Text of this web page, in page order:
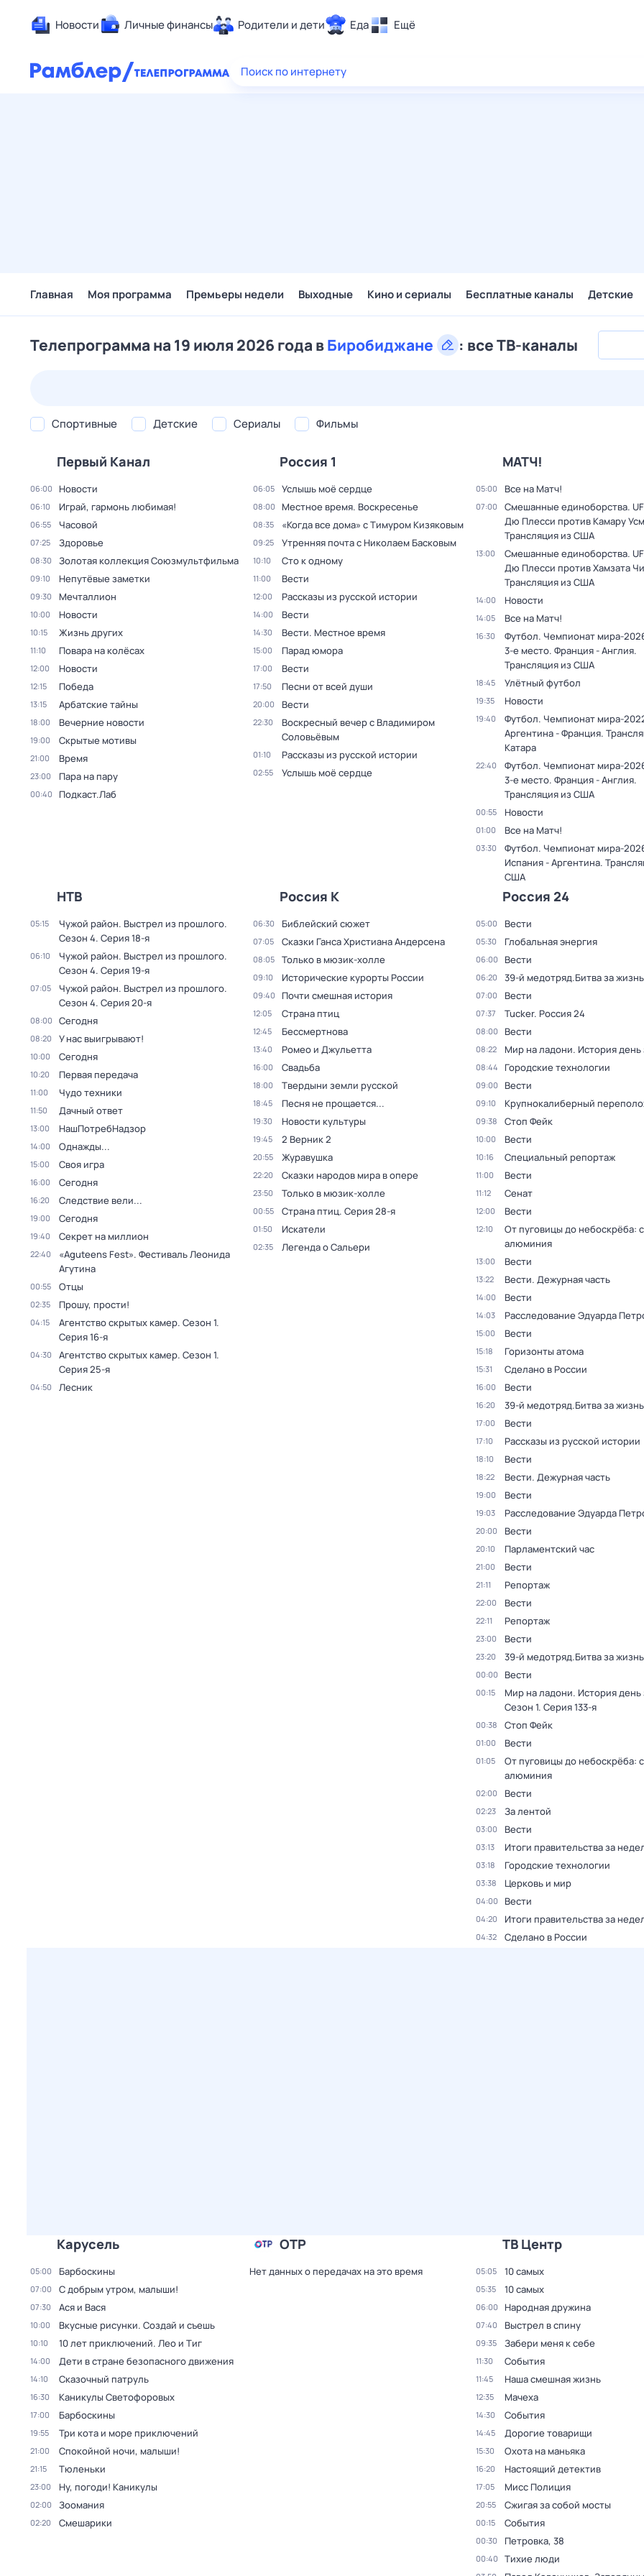
Новости Личные финансы Родители и дети Еда Ещё
Здоровье
Поиск по интернету
Главная Моя программа Премьеры недели Выходные Кино и сериалы Бесплатные каналы Детские
Телепрограмма на 19 июля 2026 года вБиробиджане : все ТВ-каналы
Спортивные Детские Сериалы Фильмы
Первый Канал
06:00 Новости
06:10 Играй, гармонь любимая!
06:55 Часовой
07:25 Здоровье
08:30 Золотая коллекция Союзмультфильма
09:10 Непутёвые заметки
09:30 Мечталлион
10:00 Новости
10:15 Жизнь других
11:10 Повара на колёсах
12:00 Новости
12:15 Победа
13:15 Арбатские тайны
18:00 Вечерние новости
19:00 Скрытые мотивы
21:00 Время
23:00 Пара на пару
00:40 Подкаст.Лаб
Россия 1
06:05 Услышь моё сердце
08:00 Местное время. Воскресенье
08:35 «Когда все дома» с Тимуром Кизяковым
09:25 Утренняя почта с Николаем Басковым
10:10 Сто к одному
11:00 Вести
12:00 Рассказы из русской истории
14:00 Вести
14:30 Вести. Местное время
15:00 Парад юмора
17:00 Вести
17:50 Песни от всей души
20:00 Вести
22:30
Воскресный вечер с Владимиром
Соловьёвым
01:10 Рассказы из русской истории
02:55 Услышь моё сердце
МАТЧ!
05:00 Все на Матч!
07:00
Смешанные единоборства.
Дю Плесси против Камару
Трансляция из США
13:00
Смешанные единоборства.
Дю Плесси против Хамзата
Трансляция из США
14:00 Новости
14:05 Все на Матч!
16:30
Футбол. Чемпионат мира-
3-е место. Франция - Англия.
Трансляция из США
18:45 Улётный футбол
19:35 Новости
19:40
Футбол. Чемпионат мира-
Аргентина - Франция.
Катара
22:40
Футбол. Чемпионат мира-
3-е место. Франция - Англия.
Трансляция из США
00:55 Новости
01:00 Все на Матч!
03:30
Футбол. Чемпионат мира-
Испания - Аргентина.
США
НТВ
05:15 Чужой район. Выстрел из прошлого.
Сезон 4. Серия 18-я
06:10 Чужой район. Выстрел из прошлого.
Сезон 4. Серия 19-я
07:05 Чужой район. Выстрел из прошлого.
Сезон 4. Серия 20-я
08:00 Сегодня
08:20 У нас выигрывают!
10:00 Сегодня
10:20 Первая передача
11:00 Чудо техники
11:50 Дачный ответ
13:00 НашПотребНадзор
14:00 Однажды...
15:00 Своя игра
16:00 Сегодня
16:20 Следствие вели...
19:00 Сегодня
19:40 Секрет на миллион
22:40
«Aguteens Fest». Фестиваль Леонида
Агутина
00:55 Отцы
02:35 Прошу, прости!
04:15 Агентство скрытых камер. Сезон 1.
Серия 16-я
04:30 Агентство скрытых камер. Сезон 1.
Серия 25-я
04:50 Лесник
Россия К
06:30 Библейский сюжет
07:05 Сказки Ганса Христиана Андерсена
08:05 Только в мюзик-холле
09:10 Исторические курорты России
09:40 Почти смешная история
12:05 Страна птиц
12:45 Бессмертнова
13:40 Ромео и Джульетта
16:00 Свадьба
18:00 Твердыни земли русской
18:45 Песня не прощается...
19:30 Новости культуры
19:45 2 Верник 2
20:55 Журавушка
22:20 Сказки народов мира в опере
23:50 Только в мюзик-холле
00:55 Страна птиц. Серия 28-я
01:50 Искатели
02:35 Легенда о Сальери
Россия 24
05:00 Вести
05:30 Глобальная энергия
06:00 Вести
06:20 39-й медотряд.Битва за жизнь
07:00 Вести
07:37 Tucker. Россия 24
08:00 Вести
08:22 Мир на ладони. История день
08:44 Городские технологии
09:00 Вести
09:10 Крупнокалиберный
09:38 Стоп Фейк
10:00 Вести
10:16 Специальный репортаж
11:00 Вести
11:12 Сенат
12:00 Вести
12:10
От пуговицы до небоскрёба:
алюминия
13:00 Вести
13:22 Вести. Дежурная часть
14:00 Вести
14:03 Расследование Эдуарда
15:00 Вести
15:18 Горизонты атома
15:31 Сделано в России
16:00 Вести
16:20 39-й медотряд.Битва за жизнь
17:00 Вести
17:10 Рассказы из русской истории
18:10 Вести
18:22 Вести. Дежурная часть
19:00 Вести
19:03 Расследование Эдуарда
20:00 Вести
20:10 Парламентский час
21:00 Вести
21:11 Репортаж
22:00 Вести
22:11 Репортаж
23:00 Вести
23:20 39-й медотряд.Битва за жизнь
00:00 Вести
00:15 Мир на ладони. История день
Сезон 1. Серия 133-я
00:38 Стоп Фейк
01:00 Вести
01:05
От пуговицы до небоскрёба:
алюминия
02:00 Вести
02:23 За лентой
03:00 Вести
03:13 Итоги правительства за
03:18 Городские технологии
03:38 Церковь и мир
04:00 Вести
04:20 Итоги правительства за
04:32 Сделано в России
Карусель
05:00 Барбоскины
07:00 С добрым утром, малыши!
07:30 Ася и Вася
10:00 Вкусные рисунки. Создай и съешь
10:10 10 лет приключений. Лео и Тиг
14:00 Дети в стране безопасного движения
14:10 Сказочный патруль
16:30 Каникулы Светофоровых
17:00 Барбоскины
19:55 Три кота и море приключений
21:00 Спокойной ночи, малыши!
21:15 Тюленьки
23:00 Ну, погоди! Каникулы
02:00 Зоомания
02:20 Смешарики
ОТР
Нет данных о передачах на это время
ТВ Центр
05:05 10 самых
05:35 10 самых
06:00 Народная дружина
07:40 Выстрел в спину
09:35 Забери меня к себе
11:30 События
11:45 Наша смешная жизнь
12:35 Мачеха
14:30 События
14:45 Дорогие товарищи
15:30 Охота на маньяка
16:20 Настоящий детектив
17:05 Мисс Полиция
20:55 Сжигая за собой мосты
00:15 События
00:30 Петровка, 38
00:40 Тихие люди